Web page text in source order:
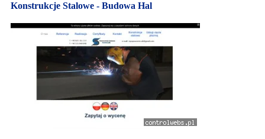
Konstrukcje Stalowe - Budowa Hal